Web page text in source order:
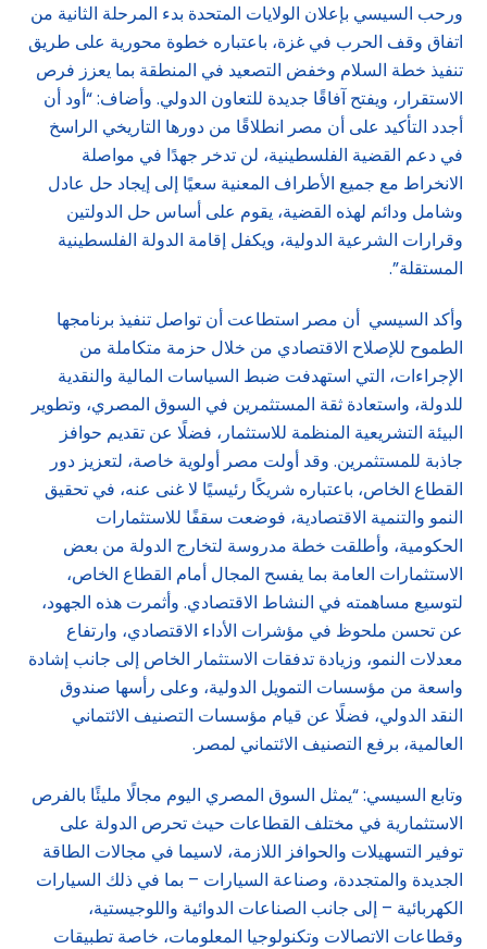
ورحب السيسي بإعلان الولايات المتحدة بدء المرحلة الثانية من
اتفاق وقف الحرب في غزة، باعتباره خطوة محورية على طريق
تنفيذ خطة السلام وخفض التصعيد في المنطقة بما يعزز فرص
الاستقرار، ويفتح آفاقًا جديدة للتعاون الدولي. وأضاف: “أود أن
أجدد التأكيد على أن مصر انطلاقًا من دورها التاريخي الراسخ
في دعم القضية الفلسطينية، لن تدخر جهدًا في مواصلة
الانخراط مع جميع الأطراف المعنية سعيًا إلى إيجاد حل عادل
وشامل ودائم لهذه القضية، يقوم على أساس حل الدولتين
وقرارات الشرعية الدولية، ويكفل إقامة الدولة الفلسطينية
المستقلة”.
وأكد السيسي أن مصر استطاعت أن تواصل تنفيذ برنامجها
الطموح للإصلاح الاقتصادي من خلال حزمة متكاملة من
الإجراءات، التي استهدفت ضبط السياسات المالية والنقدية
للدولة، واستعادة ثقة المستثمرين في السوق المصري، وتطوير
البيئة التشريعية المنظمة للاستثمار، فضلًا عن تقديم حوافز
جاذبة للمستثمرين. وقد أولت مصر أولوية خاصة، لتعزيز دور
القطاع الخاص، باعتباره شريكًا رئيسيًا لا غنى عنه، في تحقيق
النمو والتنمية الاقتصادية، فوضعت سقفًا للاستثمارات
الحكومية، وأطلقت خطة مدروسة لتخارج الدولة من بعض
الاستثمارات العامة بما يفسح المجال أمام القطاع الخاص،
لتوسيع مساهمته في النشاط الاقتصادي. وأثمرت هذه الجهود،
عن تحسن ملحوظ في مؤشرات الأداء الاقتصادي، وارتفاع
معدلات النمو، وزيادة تدفقات الاستثمار الخاص إلى جانب إشادة
واسعة من مؤسسات التمويل الدولية، وعلى رأسها صندوق
النقد الدولي، فضلًا عن قيام مؤسسات التصنيف الائتماني
العالمية، برفع التصنيف الائتماني لمصر.
وتابع السيسي: “يمثل السوق المصري اليوم مجالًا مليئًا بالفرص
الاستثمارية في مختلف القطاعات حيث تحرص الدولة على
توفير التسهيلات والحوافز اللازمة، لاسيما في مجالات الطاقة
الجديدة والمتجددة، وصناعة السيارات – بما في ذلك السيارات
الكهربائية – إلى جانب الصناعات الدوائية واللوجيستية،
وقطاعات الاتصالات وتكنولوجيا المعلومات، خاصة تطبيقات